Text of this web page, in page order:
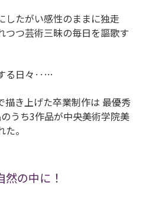
したがい感性のままに独走
つつ芸術三昧の毎日を謳歌す
る日々‥…
き上げた卒業制作は 最優秀
うち3作品が中央美術学院美
。
の中に！